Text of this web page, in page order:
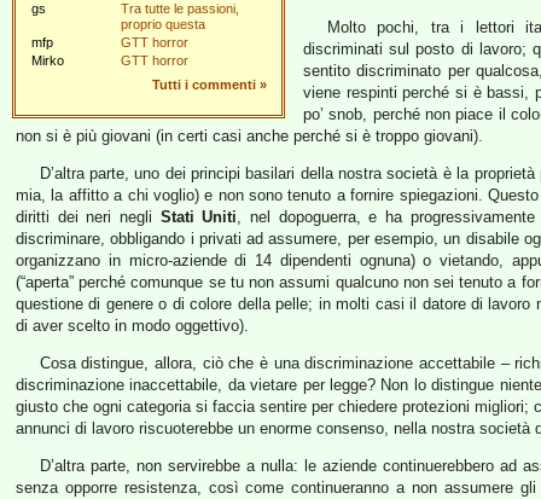
gs
Tra tutte le passioni,
proprio questa
mfp
GTT horror
Mirko
GTT horror
Tutti i commenti »
Molto pochi, tra i lettori
discriminati sul posto di lavoro;
sentito discriminato per
viene respinti perché si è bassi,
po’ snob, perché non piace il
non si è più giovani (in certi casi anche perché si è troppo giovani).
D’altra parte, uno dei principi basilari della nostra società è la
mia, la affitto a chi voglio) e non sono tenuto a fornire spiegazioni.
diritti dei neri negli Stati Uniti, nel dopoguerra, e ha
discriminare, obbligando i privati ad assumere, per esempio, un disabile
organizzano in micro-aziende di 14 dipendenti ognuna) o vietando,
(“aperta” perché comunque se tu non assumi qualcuno non sei tenuto a
questione di genere o di colore della pelle; in molti casi il datore di
di aver scelto in modo oggettivo).
Cosa distingue, allora, ciò che è una discriminazione accettabile –
discriminazione inaccettabile, da vietare per legge? Non lo distingue
giusto che ogni categoria si faccia sentire per chiedere protezioni
annunci di lavoro riscuoterebbe un enorme consenso, nella nostra società
D’altra parte, non servirebbe a nulla: le aziende continuerebbero ad
senza opporre resistenza, così come continueranno a non assumere